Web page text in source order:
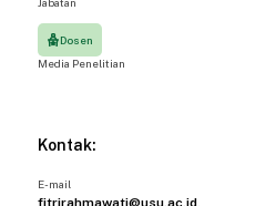
Dosen
Media Penelitian
Kontak:
E-mail
fitrirahmawati@usu.ac.id,